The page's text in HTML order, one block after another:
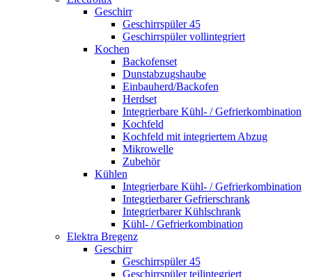
Geschirr
Geschirrspüler 45
Geschirrspüler vollintegriert
Kochen
Backofenset
Dunstabzugshaube
Einbauherd/Backofen
Herdset
Integrierbare Kühl- / Gefrierkombination
Kochfeld
Kochfeld mit integriertem Abzug
Mikrowelle
Zubehör
Kühlen
Integrierbare Kühl- / Gefrierkombination
Integrierbarer Gefrierschrank
Integrierbarer Kühlschrank
Kühl- / Gefrierkombination
Elektra Bregenz
Geschirr
Geschirrspüler 45
Geschirrspüler teilintegriert